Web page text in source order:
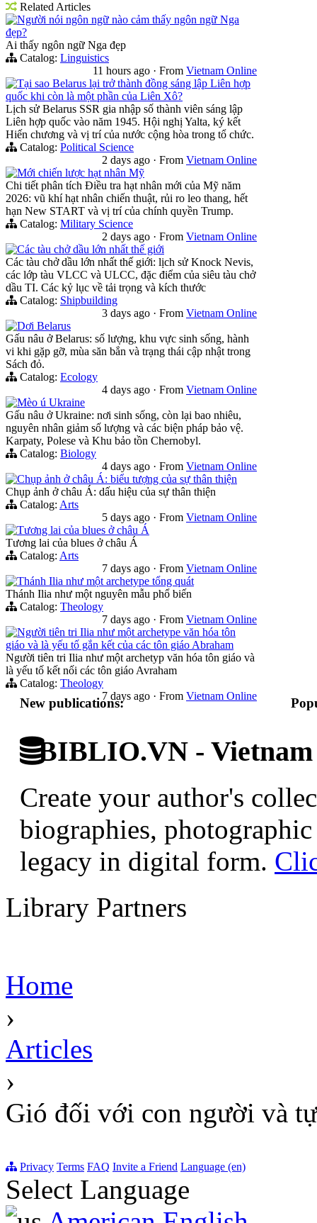
Related Articles
Người nói ngôn ngữ nào cảm thấy ngôn ngữ Nga
đẹp?
Ai thấy ngôn ngữ Nga đẹp
Catalog: Linguistics
11 hours ago · From Vietnam Online
Tại sao Belarus lại trở thành đồng sáng lập Liên hợp
quốc khi còn là một phần của Liên Xô?
Lịch sử Belarus SSR gia nhập số thành viên sáng lập
Liên hợp quốc vào năm 1945. Hội nghị Yalta, ký kết
Hiến chương và vị trí của nước cộng hòa trong tổ chức.
Catalog: Political Science
2 days ago · From Vietnam Online
Mới chiến lược hạt nhân Mỹ
Chi tiết phân tích Điều tra hạt nhân mới của Mỹ năm
2026: vũ khí hạt nhân chiến thuật, rủi ro leo thang, hết
hạn New START và vị trí của chính quyền Trump.
Catalog: Military Science
2 days ago · From Vietnam Online
Các tàu chở dầu lớn nhất thế giới
Các tàu chở dầu lớn nhất thế giới: lịch sử Knock Nevis,
các lớp tàu VLCC và ULCC, đặc điểm của siêu tàu chở
dầu TI. Các kỷ lục về tải trọng và kích thước
Catalog: Shipbuilding
3 days ago · From Vietnam Online
Dơi Belarus
Gấu nâu ở Belarus: số lượng, khu vực sinh sống, hành
vi khi gặp gỡ, mùa săn bắn và trạng thái cập nhật trong
Sách đỏ.
Catalog: Ecology
4 days ago · From Vietnam Online
Mèo ú Ukraine
Gấu nâu ở Ukraine: nơi sinh sống, còn lại bao nhiêu,
nguyên nhân giảm số lượng và các biện pháp bảo vệ.
Karpaty, Polese và Khu bảo tồn Chernobyl.
Catalog: Biology
4 days ago · From Vietnam Online
Chụp ảnh ở châu Á: biểu tượng của sự thân thiện
Chụp ảnh ở châu Á: dấu hiệu của sự thân thiện
Catalog: Arts
5 days ago · From Vietnam Online
Tương lai của blues ở châu Á
Tương lai của blues ở châu Á
Catalog: Arts
7 days ago · From Vietnam Online
Thánh Ilia như một archetype tổng quát
Thánh Ilia như một nguyên mẫu phổ biến
Catalog: Theology
7 days ago · From Vietnam Online
Người tiên tri Ilia như một archetype văn hóa tôn
giáo và là yếu tố gắn kết của các tôn giáo Abraham
Người tiên tri Ilia như một archetyp văn hóa tôn giáo và
là yếu tố kết nối các tôn giáo Avraham
Catalog: Theology
7 days ago · From Vietnam Online
New publications:
BIBLIO.VN -
Create your author's
biographies,
legacy in digital form.
Library Partners
Home
›
Articles
›
Gió đối với con người và
Privacy Terms FAQ Invite a Friend Language (en)
Select Language